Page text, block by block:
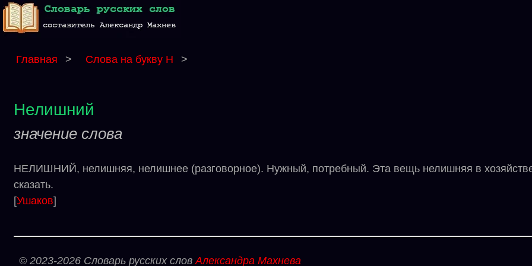
Главная > Слова на букву Н >
Нелишний
значение слова
НЕЛИШНИЙ, нелишняя, нелишнее (разговорное). Нужный, потребный. Эта вещь нелишняя в
сказать.
[Ушаков]
© 2023-2026 Словарь русских словАлександра Махнева